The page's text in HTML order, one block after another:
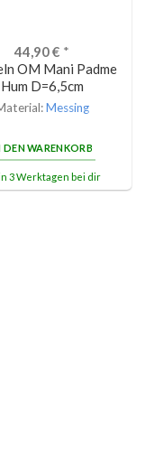
44,90€ *
OM Mani Padme
Hum D=6,5cm
Messing
DEN WARENKORB
3 Werktagen bei dir